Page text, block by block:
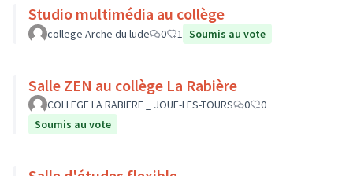
Studio multimédia au collège
college Arche du lude 0 1 Soumis au vote
Salle ZEN au collège La Rabière
COLLEGE LA RABIERE _ JOUE-LES-TOURS 0
0
Soumis au vote